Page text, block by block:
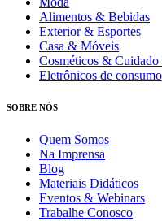
Alimentos & Bebidas
Exterior & Esportes
Casa & Móveis
Cosméticos & Cuidado
Eletrônicos de consumo
SOBRE NÓS
Quem Somos
Na Imprensa
Blog
Materiais Didáticos
Eventos & Webinars
Trabalhe Conosco